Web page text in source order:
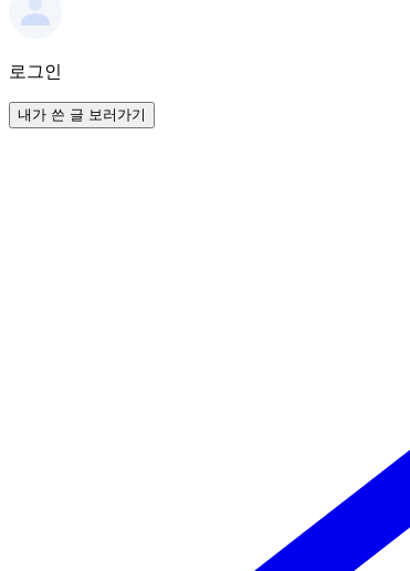
로그인
내가 쓴 글 보러가기